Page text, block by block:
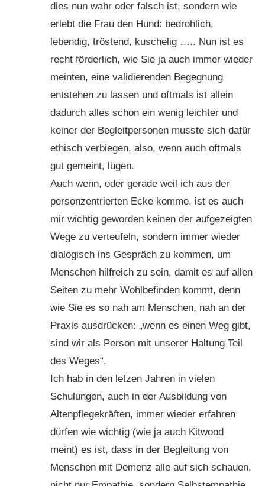
dies nun wahr oder falsch ist, sondern wie
erlebt die Frau den Hund: bedrohlich,
lebendig, tröstend, kuschelig ….. Nun ist es
recht förderlich, wie Sie ja auch immer wieder
meinten, eine validierenden Begegnung
entstehen zu lassen und oftmals ist allein
dadurch alles schon ein wenig leichter und
keiner der Begleitpersonen musste sich dafür
ethisch verbiegen, also, wenn auch oftmals
gut gemeint, lügen.
Auch wenn, oder gerade weil ich aus der
personzentrierten Ecke komme, ist es auch
mir wichtig geworden keinen der aufgezeigten
Wege zu verteufeln, sondern immer wieder
dialogisch ins Gespräch zu kommen, um
Menschen hilfreich zu sein, damit es auf allen
Seiten zu mehr Wohlbefinden kommt, denn
wie Sie es so nah am Menschen, nah an der
Praxis ausdrücken: „wenn es einen Weg gibt,
sind wir als Person mit unserer Haltung Teil
des Weges“.
Ich hab in den letzen Jahren in vielen
Schulungen, auch in der Ausbildung von
Altenpflegekräften, immer wieder erfahren
dürfen wie wichtig (wie ja auch Kitwood
meint) es ist, dass in der Begleitung von
Menschen mit Demenz alle auf sich schauen,